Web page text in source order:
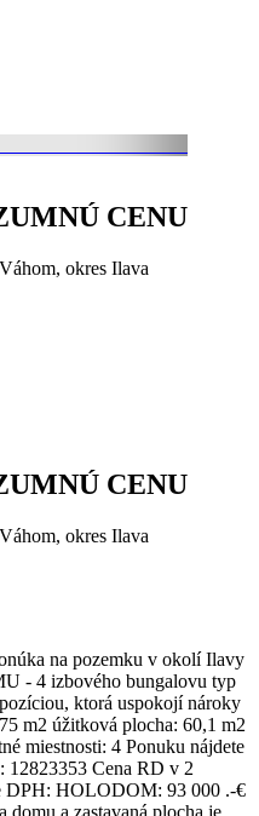
CENU
okres Ilava
CENU
okres Ilava
na pozemku v okolí Ilavy
- 4 izbového bungalovu typ
ktorá uspokojí nároky
m2 úžitková plocha: 60,1 m2
miestnosti: 4 Ponuku nájdete
12823353 Cena RD v 2
DPH: HOLODOM: 93 000 .-€